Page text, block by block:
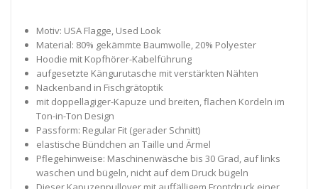
Motiv: USA Flagge, Used Look
Material: 80% gekämmte Baumwolle, 20% Polyester
Hoodie mit Kopfhörer-Kabelführung
aufgesetzte Kängurutasche mit verstärkten Nähten
Nackenband in Fischgrätoptik
mit doppellagiger-Kapuze und breiten, flachen Kordeln im
Ton-in-Ton Design
Passform: Regular Fit (gerader Schnitt)
elastische Bündchen an Taille und Ärmel
Pflegehinweise: Maschinenwäsche bis 30 Grad, auf links
waschen und bügeln, nicht auf dem Druck bügeln